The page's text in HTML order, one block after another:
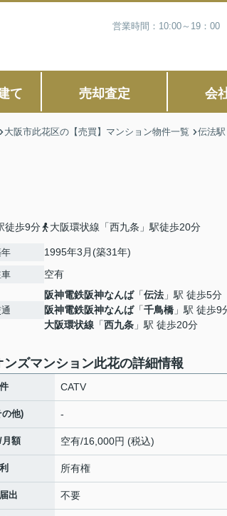
営業時間：10:00～19：00
て 売却査定 会
大阪市此花区の【売買】マンション物件一覧 伝法駅
徒歩9分 大阪環状線「西九条」駅徒歩20分
1995年3月(築31年)
空有
阪神電鉄阪神なんば「伝法 」駅 徒歩5分
阪神電鉄阪神なんば「千鳥橋 」駅 徒歩9
大阪環状線 「西九条 」駅 徒歩20分
ンズマンション此花の詳細情報
CATV
の他) -
月額 空有/16,000円 (税込)
所有権
出 不要